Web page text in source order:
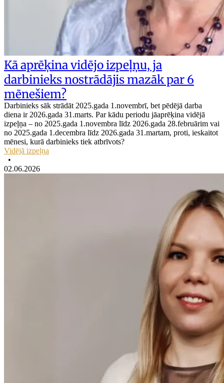
Kā aprēķina vidējo izpeļņu, ja
darbinieks nostrādājis mazāk par 6
mēnešiem?
Darbinieks sāk strādāt 2025.gada 1.novembrī, bet pēdējā darba
diena ir 2026.gada 31.marts. Par kādu periodu jāaprēķina vidējā
izpeļņa – no 2025.gada 1.novembra līdz 2026.gada 28.februārim vai
no 2025.gada 1.decembra līdz 2026.gada 31.martam, proti, ieskaitot
mēnesi, kurā darbinieks tiek atbrīvots?
Vidējā izpeļņa
•
02.06.2026